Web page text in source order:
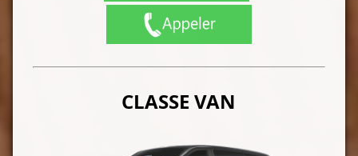
CLASSE VAN